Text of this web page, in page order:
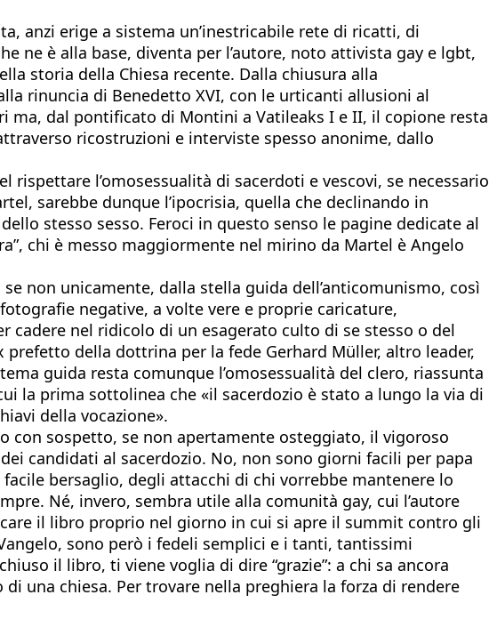
anzi erige a sistema un’inestricabile rete di ricatti, di
ne è alla base, diventa per l’autore, noto attivista gay e lgbt,
storia della Chiesa recente. Dalla chiusura alla
rinuncia di Benedetto XVI, con le urticanti allusioni al
ma, dal pontificato di Montini a Vatileaks I e II, il copione resta
ricostruzioni e interviste spesso anonime, dallo
rispettare l’omosessualità di sacerdoti e vescovi, se necessario
sarebbe dunque l’ipocrisia, quella che declinando in
stesso sesso. Feroci in questo senso le pagine dedicate al
chi è messo maggiormente nel mirino da Martel è Angelo
non unicamente, dalla stella guida dell’anticomunismo, così
negative, a volte vere e proprie caricature,
nel ridicolo di un esagerato culto di se stesso o del
della dottrina per la fede Gerhard Müller, altro leader,
guida resta comunque l’omosessualità del clero, riassunta
la prima sottolinea che «il sacerdozio è stato a lungo la via di
della vocazione».
con sospetto, se non apertamente osteggiato, il vigoroso
candidati al sacerdozio. No, non sono giorni facili per papa
bersaglio, degli attacchi di chi vorrebbe mantenere lo
Né, invero, sembra utile alla comunità gay, cui l’autore
il libro proprio nel giorno in cui si apre il summit contro gli
sono però i fedeli semplici e i tanti, tantissimi
il libro, ti viene voglia di dire “grazie”: a chi sa ancora
una chiesa. Per trovare nella preghiera la forza di rendere